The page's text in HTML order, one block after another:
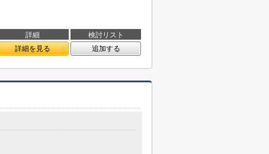
詳細 検討リスト
詳細を見る 追加する